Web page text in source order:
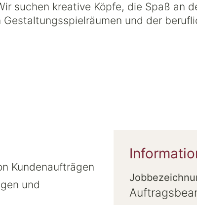
suchen kreative Köpfe, die Spaß an
und der
Kundenaufträgen
und